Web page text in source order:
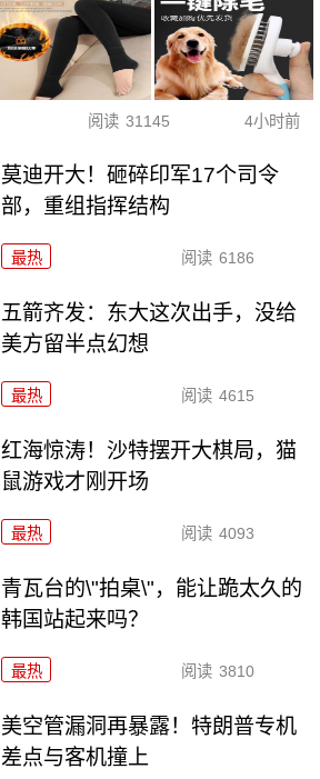
阅读 31145 4小时前
莫迪开大！砸碎印军17个司令
部，重组指挥结构
最热 阅读 6186
五箭齐发：东大这次出手，没给
美方留半点幻想
最热 阅读 4615
红海惊涛！沙特摆开大棋局，猫
鼠游戏才刚开场
最热 阅读 4093
青瓦台的\"拍桌\"，能让跪太久的
韩国站起来吗？
最热 阅读 3810
美空管漏洞再暴露！特朗普专机
差点与客机撞上